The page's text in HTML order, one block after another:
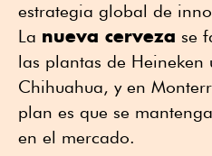
estrategia global de
La nueva cerveza se
las plantas de Heineken
Chihuahua, y en
plan es que se
en el mercado.